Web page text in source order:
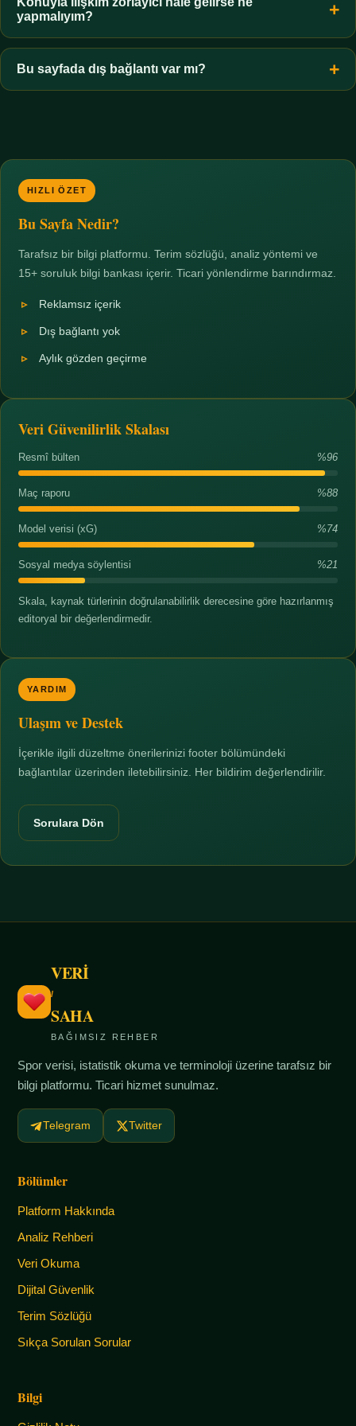
zorunluluktur.
yapmalıyım?
Zaman sınırı koyun, harcadığınız süreyi ölçün ve gerekirse
profesyonel destek alın. Türkiye'de ücretsiz danışma hatları
mevcuttur; yardım istemek güçlü bir adımdır.
Bu sayfada dış bağlantı var mı?
HIZLI ÖZET
Bu Sayfa Nedir?
Tarafsız bir bilgi platformu. Terim sözlüğü, analiz yöntemi ve
15+ soruluk bilgi bankası içerir. Ticari yönlendirme barındırmaz.
Reklamsız içerik
Dış bağlantı yok
Aylık gözden geçirme
Veri Güvenilirlik Skalası
Resmî bülten %96
Maç raporu %88
Model verisi (xG) %74
Sosyal medya söylentisi %21
Skala, kaynak türlerinin doğrulanabilirlik derecesine göre hazırlanmış
editoryal bir değerlendirmedir.
YARDIM
Ulaşım ve Destek
İçerikle ilgili düzeltme önerilerinizi footer bölümündeki
bağlantılar üzerinden iletebilirsiniz. Her bildirim değerlendirilir.
Sorulara Dön
VERİ
/
SAHA
BAĞIMSIZ REHBER
Spor verisi, istatistik okuma ve terminoloji üzerine tarafsız bir
bilgi platformu. Ticari hizmet sunulmaz.
Telegram Twitter
Bölümler
Platform Hakkında
Analiz Rehberi
Veri Okuma
Dijital Güvenlik
Terim Sözlüğü
Sıkça Sorulan Sorular
Bilgi